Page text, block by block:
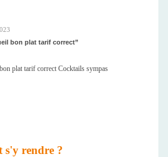
bon plat tarif correct
plat tarif correct Cocktails sympas
s'y rendre ?